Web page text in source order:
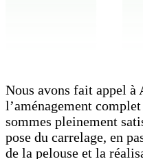
Nous avons fait appel
l’aménagement
sommes pleinement
pose du carrelage, en
de la pelouse et la